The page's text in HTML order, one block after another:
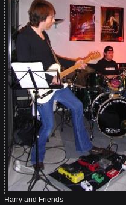
Harry and Friends